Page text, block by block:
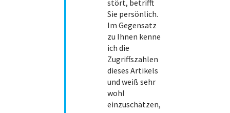
stört, betrifft
Sie persönlich.
Im Gegensatz
zu Ihnen kenne
ich die
Zugriffszahlen
dieses Artikels
und weiß sehr
wohl
einzuschätzen,